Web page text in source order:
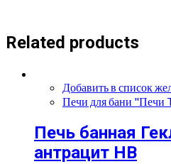
Related products
Добавить в список
Печи для бани "Печи
Печь банная
антрацит НВ